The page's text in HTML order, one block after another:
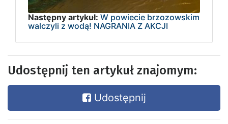
Następny artykuł: W powiecie brzozowskim
walczyli z wodą! NAGRANIA Z AKCJI
Udostępnij ten artykuł znajomym:
Udostępnij